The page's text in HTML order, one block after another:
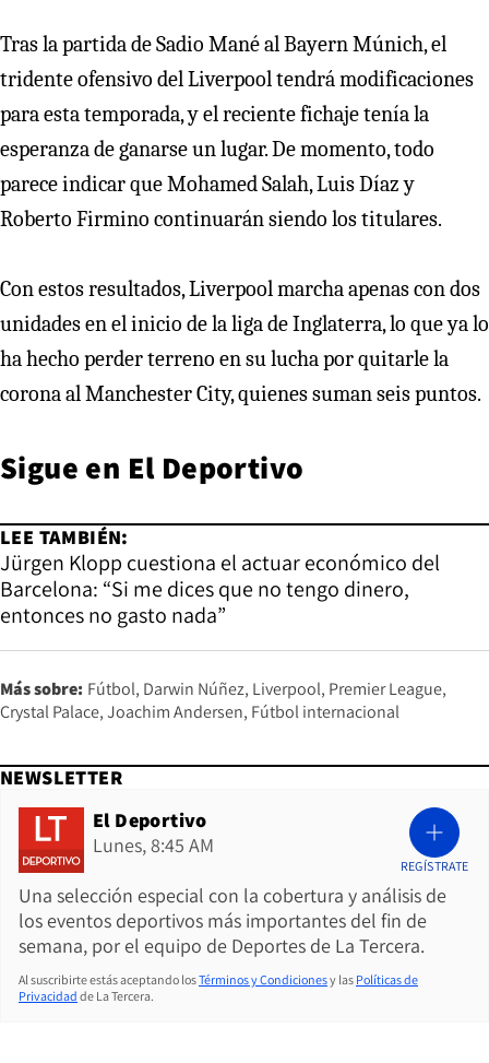
Tras la partida de Sadio Mané al Bayern Múnich, el
tridente ofensivo del Liverpool tendrá modificaciones
para esta temporada, y el reciente fichaje tenía la
esperanza de ganarse un lugar. De momento, todo
parece indicar que Mohamed Salah, Luis Díaz y
Roberto Firmino continuarán siendo los titulares.
Con estos resultados, Liverpool marcha apenas con dos
unidades en el inicio de la liga de Inglaterra, lo que ya lo
ha hecho perder terreno en su lucha por quitarle la
corona al Manchester City, quienes suman seis puntos.
Sigue en El Deportivo
LEE TAMBIÉN:
Jürgen Klopp cuestiona el actuar económico del
Barcelona: “Si me dices que no tengo dinero,
entonces no gasto nada”
Más sobre: Fútbol Darwin Núñez Liverpool Premier League
Crystal Palace Joachim Andersen Fútbol internacional
NEWSLETTER
El Deportivo
Lunes, 8:45 AM
Una selección especial con la cobertura y análisis de
los eventos deportivos más importantes del fin de
semana, por el equipo de Deportes de La Tercera.
REGÍSTRATE
Al suscribirte estás aceptando losTérminos y Condicionesy las Políticas de
Privacidad de La Tercera.